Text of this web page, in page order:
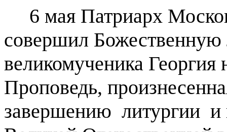
6 мая Патриарх
совершил Божественную
великомученика
Проповедь,
завершению литургии